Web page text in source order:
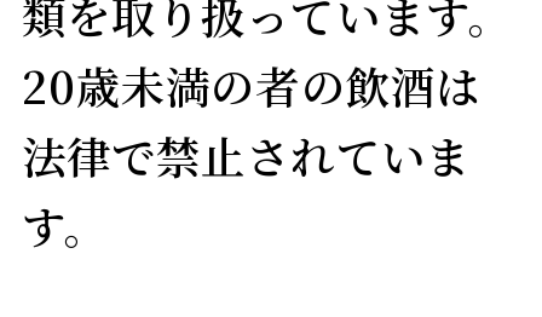
類を取り扱っています。
20歳未満の者の飲酒は
法律で禁止されていま
す。